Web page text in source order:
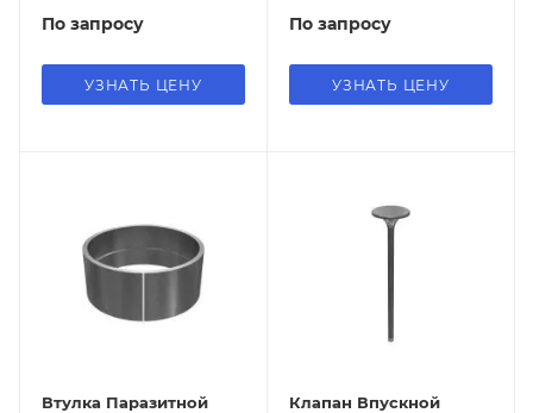
По запросу
УЗНАТЬ ЦЕНУ
По запросу
УЗНАТЬ ЦЕНУ
Втулка Паразитной
Клапан Впускной